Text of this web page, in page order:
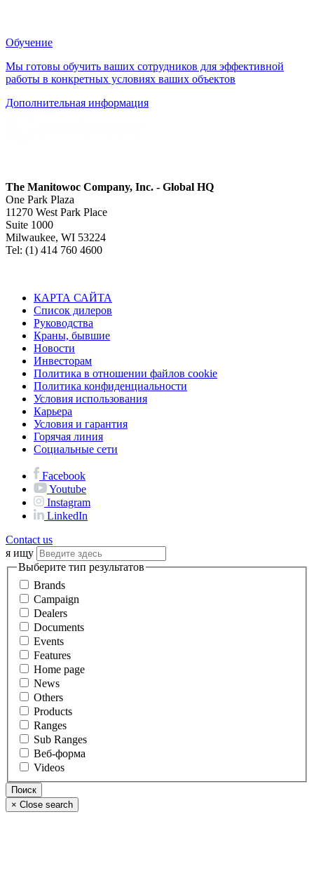
Обучение
Мы готовы обучить ваших сотрудников для эффективной
работы в конкретных условиях ваших объектов
Дополнительная информация
The Manitowoc Company, Inc. - Global HQ
One Park Plaza
11270 West Park Place
Suite 1000
Milwaukee, WI 53224
Tel: (1) 414 760 4600
КАРТА САЙТА
Список дилеров
Руководства
Краны, бывшие
Новости
Инвесторам
Политика в отношении файлов cookie
Политика конфиденциальности
Условия использования
Карьера
Условия и гарантия
Горячая линия
Социальные сети
Facebook
Youtube
Instagram
LinkedIn
Contact us
я ищу
Выберите тип результатов
Brands
Campaign
Dealers
Documents
Events
Features
Home page
News
Others
Products
Ranges
Sub Ranges
Веб-форма
Videos
× Close search